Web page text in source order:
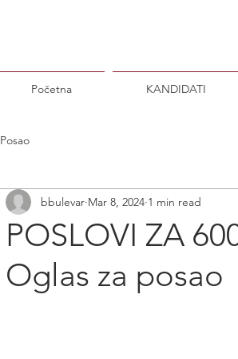
Početna KANDIDATI
Posao
POSLOVI ZA
Oglas za posao
bbulevar Mar 8, 2024 1 min read